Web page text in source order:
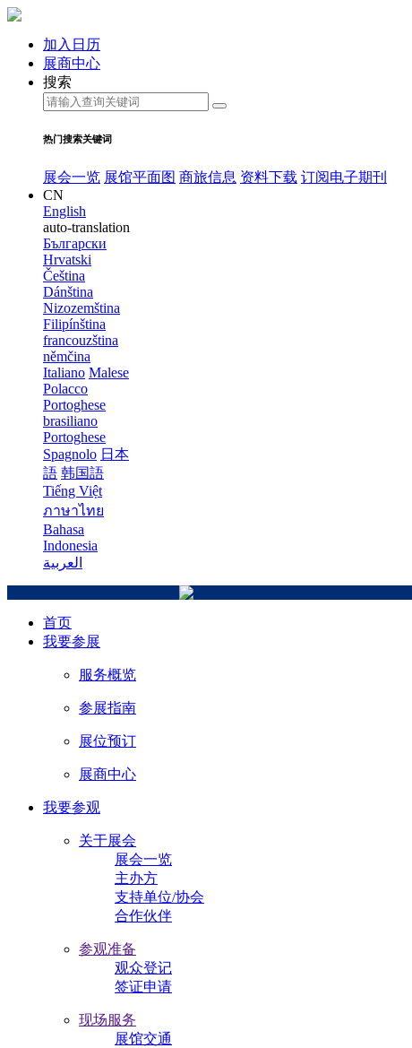
加入日历
展商中心
搜索
热门搜索关键词
展会一览 展馆平面图 商旅信息 资料下载 订阅电子期刊
CN
English
auto-translation
Български
Hrvatski
Čeština
Dánština
Nizozemština
Filipínština
francouzština
němčina
Italiano Malese
Polacco
Portoghese
brasiliano
Portoghese
Spagnolo 日本
語 韩国語
Tiếng Việt
ภาษาไทย
Bahasa
Indonesia
العربية
首页
我要参展
服务概览
参展指南
展位预订
展商中心
我要参观
关于展会
展会一览
主办方
支持单位/协会
合作伙伴
参观准备
观众登记
签证申请
现场服务
展馆交通